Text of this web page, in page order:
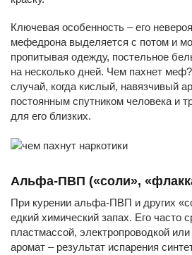
Ключевая особенность – его
мефедрона выделяется с потом и
пропитывая одежду, постельное
на несколько дней. Чем пахнет
случай, когда кислый, навязчивый
постоянным спутником человека и
для его близких.
Альфа-ПВП («соли»,
При курении альфа-ПВП и других
едкий химический запах. Его часто
пластмассой, электропроводкой
аромат – результат испарения